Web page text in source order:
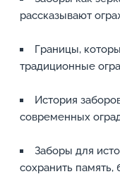
рассказывают
Границы,
традиционные
История
современных
Заборы для
сохранить память,